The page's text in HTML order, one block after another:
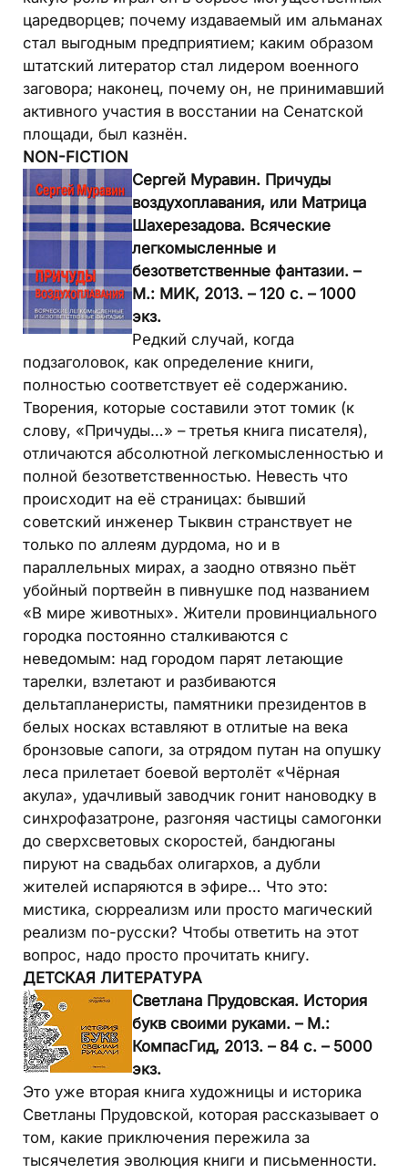
царедворцев; почему издаваемый им альманах
стал выгодным предприятием; каким образом
штатский литератор стал лидером военного
заговора; наконец, почему он, не принимавший
активного участия в восстании на Сенатской
площади, был казнён.
NON-FICTION
Сергей Муравин. Причуды
воздухоплавания, или Матрица
Шахерезадова. Всяческие
легкомысленные и
безответственные фантазии. –
М.: МИК, 2013. – 120 с. – 1000
экз.
Редкий случай, когда
подзаголовок, как определение книги,
полностью соответствует её содержанию.
Творения, которые составили этот томик (к
слову, «Причуды…» – третья книга писателя),
отличаются абсолютной легкомысленностью и
полной безответственностью. Невесть что
происходит на её страницах: бывший
советский инженер Тыквин странствует не
только по аллеям дурдома, но и в
параллельных мирах, а заодно отвязно пьёт
убойный портвейн в пивнушке под названием
«В мире животных». Жители провинциального
городка постоянно сталкиваются с
неведомым: над городом парят летающие
тарелки, взлетают и разбиваются
дельтапланеристы, памятники президентов в
белых носках вставляют в отлитые на века
бронзовые сапоги, за отрядом путан на опушку
леса прилетает боевой вертолёт «Чёрная
акула», удачливый заводчик гонит нановодку в
синхрофазатроне, разгоняя частицы самогонки
до сверхсветовых скоростей, бандюганы
пируют на свадьбах олигархов, а дубли
жителей испаряются в эфире… Что это:
мистика, сюрреализм или просто магический
реализм по-русски? Чтобы ответить на этот
вопрос, надо просто прочитать книгу.
ДЕТСКАЯ ЛИТЕРАТУРА
Светлана Прудовская. История
букв своими руками. – М.:
КомпасГид, 2013. – 84 с. – 5000
экз.
Это уже вторая книга художницы и историка
Светланы Прудовской, которая рассказывает о
том, какие приключения пережила за
тысячелетия эволюция книги и письменности.